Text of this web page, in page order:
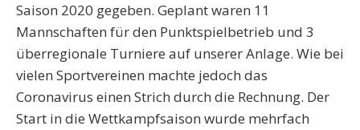
Saison 2020 gegeben. Geplant waren 11
Mannschaften für den Punktspielbetrieb und 3
überregionale Turniere auf unserer Anlage. Wie bei
vielen Sportvereinen machte jedoch das
Coronavirus einen Strich durch die Rechnung. Der
Start in die Wettkampfsaison wurde mehrfach